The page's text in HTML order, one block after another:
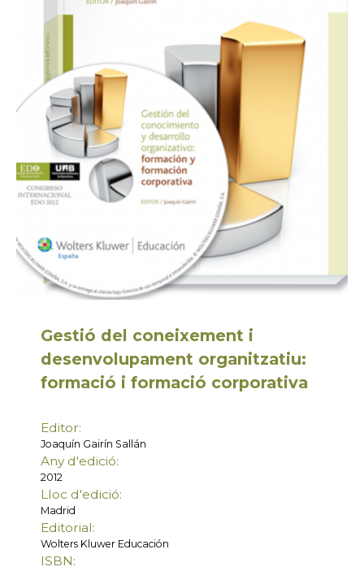
Gestió del coneixement i
desenvolupament organitzatiu:
formació i formació corporativa
Editor:
Joaquín Gairín Sallán
Any d'edició:
2012
Lloc d'edició:
Madrid
Editorial:
Wolters Kluwer Educación
ISBN: